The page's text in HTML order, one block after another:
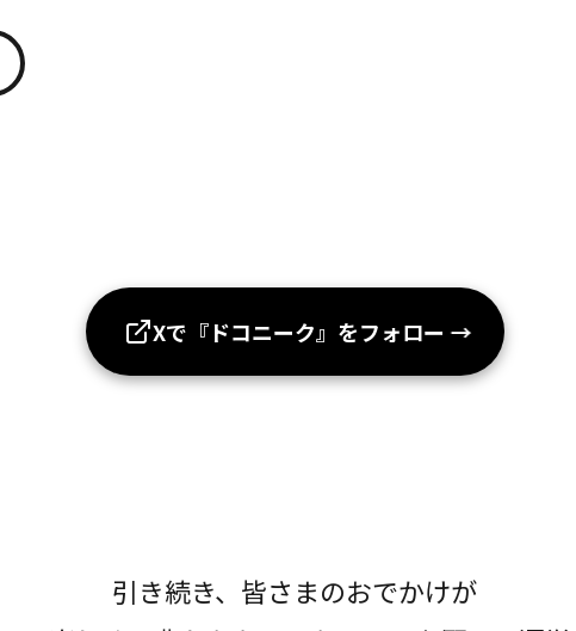
Xで『ドコニーク』をフォロー →
引き続き、皆さまのおでかけが